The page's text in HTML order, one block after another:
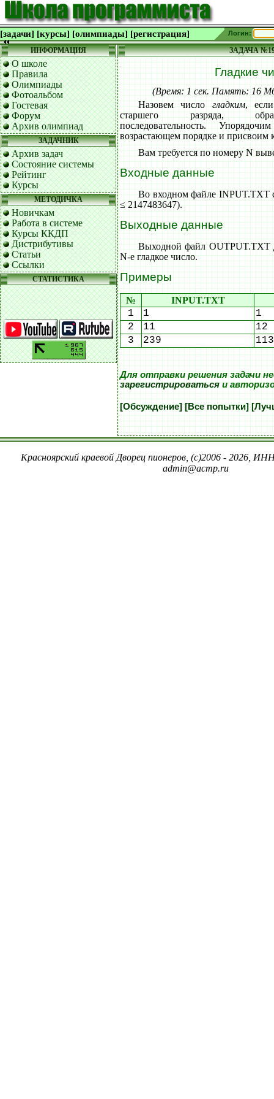
[задачи] [курсы] [олимпиады] [регистрация] Логин:
ИНФОРМАЦИЯ
О школе
Правила
Олимпиады
Фотоальбом
Гостевая
Форум
Архив олимпиад
ЗАДАЧНИК
Архив задач
Состояние системы
Рейтинг
Курсы
МЕТОДИЧКА
Новичкам
Работа в системе
Курсы ККДП
Дистрибутивы
Статьи
Ссылки
СТАТИСТИКА
ЗАДАЧА
Гладкие
(Время: 1 сек. Память: 16
Назовем числогладким,
старшего разряда,
последовательность.
возрастающем порядке и присвоим
Вам требуется по номеру N
Входные данные
Во входном файле INPUT.TXT
≤ 2147483647).
Выходные данные
Выходной файл OUTPUT.TXT
N-е гладкое число.
Примеры
№ INPUT.TXT
1 1
1
2
11
12
3
239
Для отправки решения задачи
зарегистрироватьсяи
[Обсуждение] [Все попытки]
Красноярский краевой Дворец пионеров, (c)2006 - 2026,
admin@acmp.ru